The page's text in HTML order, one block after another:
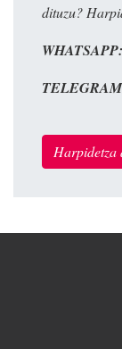
dituzu?
WHATSAPP:
Harpidetza